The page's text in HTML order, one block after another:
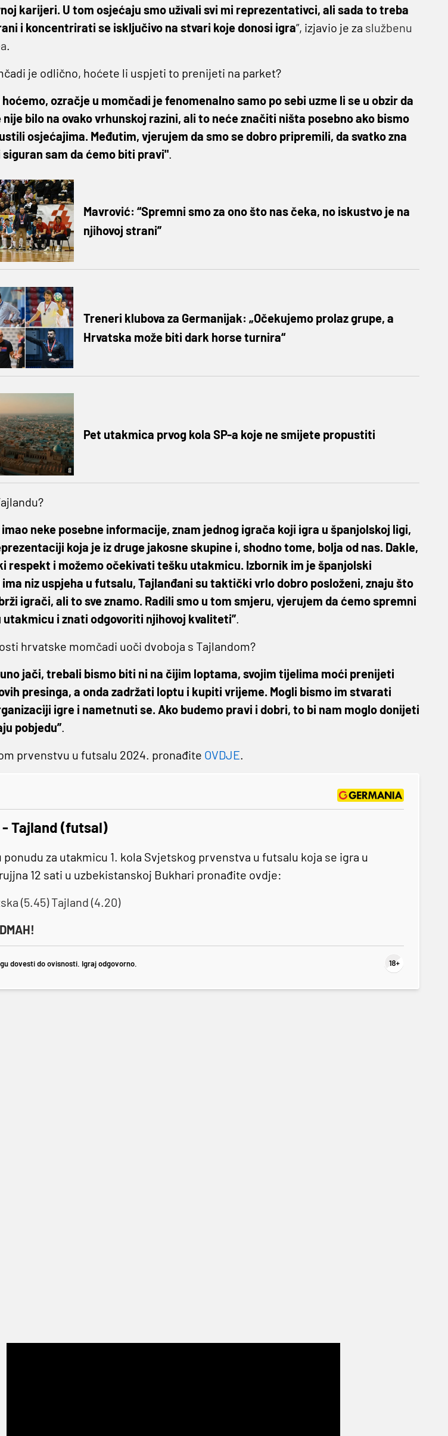
karijeri. U tom osjećaju smo uživali svi mi reprezentativci, ali sada to treba
i koncentrirati se isključivo na stvari koje donosi igra”, izjavio je za službenu
.
je odlično, hoćete li uspjeti to prenijeti na parket?
hoćemo, ozračje u momčadi je fenomenalno samo po sebi uzme li se u obzir da
nije bilo na ovako vrhunskoj razini, ali to neće značiti ništa posebno ako bismo
osjećajima. Međutim, vjerujem da smo se dobro pripremili, da svatko zna
siguran sam da ćemo biti pravi".
Mavrović: “Spremni smo za ono što nas čeka, no iskustvo je na
njihovoj strani”
Treneri klubova za Germanijak: „Očekujemo prolaz grupe, a
Hrvatska može biti dark horse turnira“
Pet utakmica prvog kola SP-a koje ne smijete propustiti
imao neke posebne informacije, znam jednog igrača koji igra u španjolskoj ligi,
koja je iz druge jakosne skupine i, shodno tome, bolja od nas. Dakle,
respekt i možemo očekivati tešku utakmicu. Izbornik im je španjolski
niz uspjeha u futsalu, Tajlanđani su taktički vrlo dobro posloženi, znaju što
igrači, ali to sve znamo. Radili smo u tom smjeru, vjerujem da ćemo spremni
i znati odgovoriti njihovoj kvaliteti”.
hrvatske momčadi uoči dvoboja s Tajlandom?
jači, trebali bismo biti ni na čijim loptama, svojim tijelima moći prenijeti
presinga, a onda zadržati loptu i kupiti vrijeme. Mogli bismo im stvarati
igre i nametnuti se. Ako budemo pravi i dobri, to bi nam moglo donijeti
pobjedu”.
prvenstvu u futsalu 2024. pronađite OVDJE.
Tajland (futsal)
ponudu za utakmicu 1. kola Svjetskog prvenstva u futsalu koja se igra u
12 sati u uzbekistanskoj Bukhari pronađite ovdje:
(5.45) Tajland (4.20)
dovesti do ovisnosti. Igraj odgovorno.